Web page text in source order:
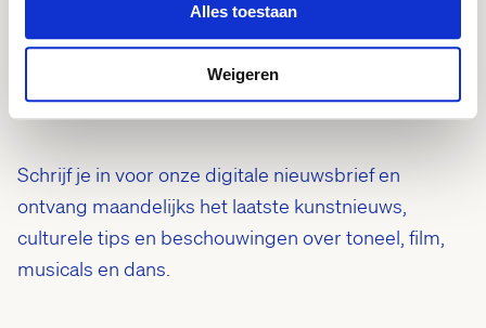
Alles toestaan
Weigeren
Nieuwsbrief
Blijf op de hoogte
Schrijf je in voor onze digitale nieuwsbrief en
ontvang maandelijks het laatste kunstnieuws,
culturele tips en beschouwingen over toneel, film,
musicals en dans.